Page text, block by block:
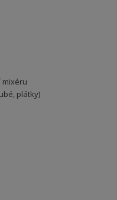
mixéru
plátky)